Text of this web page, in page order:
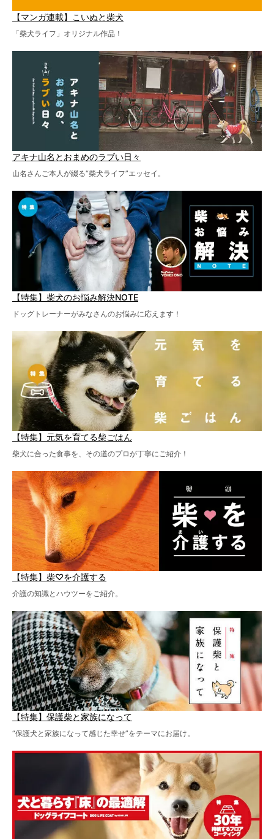
【マンガ連載】こいぬと柴犬
「柴犬ライフ」オリジナル作品！
アキナ山名とおまめのラブい日々
山名さんご本人が綴る“柴犬ライフ”エッセイ。
【特集】柴犬のお悩み解決NOTE
ドッグトレーナーがみなさんのお悩みに応えます！
【特集】元気を育てる柴ごはん
柴犬に合った食事を、その道のプロが丁寧にご紹介！
【特集】柴♡を介護する
介護の知識とハウツーをご紹介。
【特集】保護柴と家族になって
“保護犬と家族になって感じた幸せ”をテーマにお届け。